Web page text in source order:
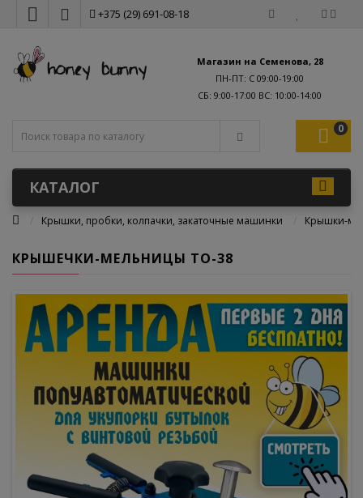
+375 (29) 691-08-18
Магазин на Семенова, 28
ПН-ПТ: С 09:00-19:00
0
КАТАЛОГ
Крышки, пробки, колпачки, закаточные машинки Крышки-
КРЫШЕЧКИ-МЕЛЬНИЦЫ ТО-38